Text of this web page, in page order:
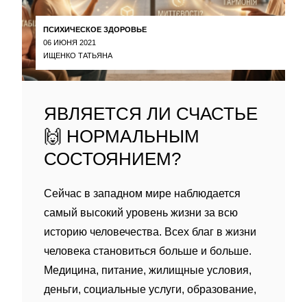
ПСИХИЧЕСКОЕ ЗДОРОВЬЕ
06 ИЮНЯ 2021
ИЩЕНКО ТАТЬЯНА
ЯВЛЯЕТСЯ ЛИ СЧАСТЬЕ
🙌 НОРМАЛЬНЫМ
СОСТОЯНИЕМ?
Сейчас в западном мире наблюдается
самый высокий уровень жизни за всю
историю человечества. Всех благ в жизни
человека становиться больше и больше.
Медицина, питание, жилищные условия,
деньги, социальные услуги, образование,